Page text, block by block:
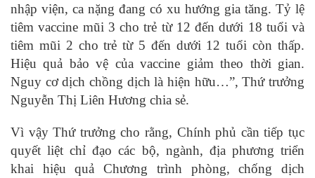
nhập viện, ca nặng đang có xu hướng gia tăng. Tỷ lệ
tiêm vaccine mũi 3 cho trẻ từ 12 đến dưới 18 tuổi và
tiêm mũi 2 cho trẻ từ 5 đến dưới 12 tuổi còn thấp.
Hiệu quả bảo vệ của vaccine giảm theo thời gian.
Nguy cơ dịch chồng dịch là hiện hữu…”, Thứ trưởng
Nguyễn Thị Liên Hương chia sẻ.
Vì vậy Thứ trưởng cho rằng, Chính phủ cần tiếp tục
quyết liệt chỉ đạo các bộ, ngành, địa phương triển
khai hiệu quả Chương trình phòng, chống dịch